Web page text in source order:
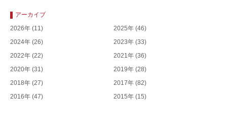
アーカイブ
2026年 (11) 2025年 (46)
2024年 (26) 2023年 (33)
2022年 (22) 2021年 (36)
2020年 (31) 2019年 (28)
2018年 (27) 2017年 (82)
2016年 (47) 2015年 (15)